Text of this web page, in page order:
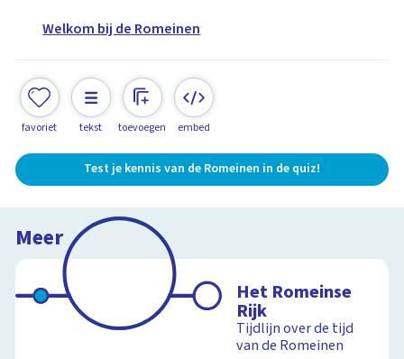
Welkom bij de Romeinen
favoriet tekst toevoegen embed
Test je kennis van de Romeinen in de quiz!
Meer
Het Romeinse
Rijk
Tijdlijn over de tijd
van de Romeinen